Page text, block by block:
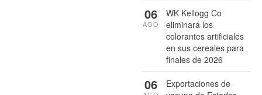
WK Kellogg Co
eliminará los
colorantes artificiales
en sus cereales para
finales de 2026
06
AGO
Exportaciones de
06